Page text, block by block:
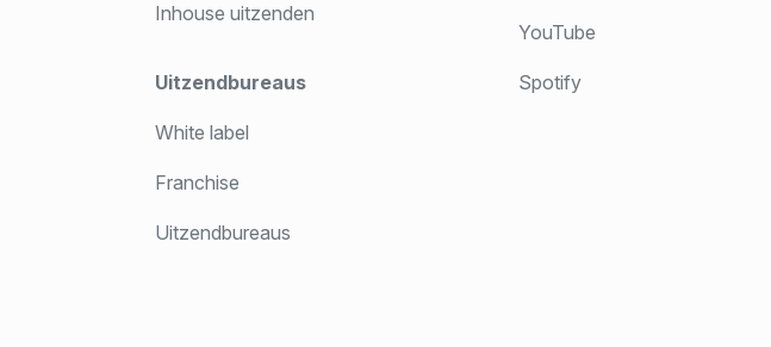
Inhouse uitzenden
Uitzendbureaus
White label
Franchise
Uitzendbureaus
YouTube
Spotify